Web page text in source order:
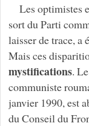
Les optimistes
sort du Parti
laisser de trace, a
Mais ces
mystifications.
communiste
janvier 1990, est
du Conseil du